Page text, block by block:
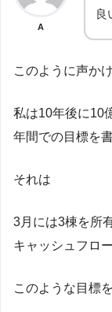
A
良
このように声か
私は10年後に10
年間での目標を
それは
3月には3棟を所
キャッシュフロ
このような目標